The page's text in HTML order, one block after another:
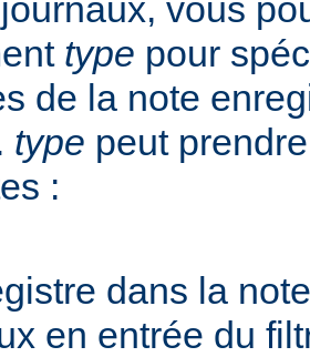
type pour
de la note
type peut
:
dans la
en entrée du